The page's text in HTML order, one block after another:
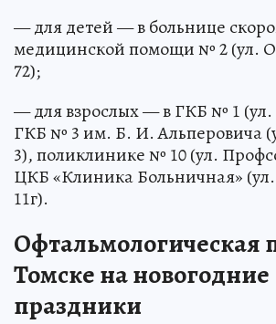
— для детей — в больнице
медицинской помощи № 2 (ул.
72);
— для взрослых — в ГКБ № 1 (ул.
ГКБ № 3 им. Б. И. Альперовича
3), поликлинике № 10 (ул.
ЦКБ «Клиника Больничная»
11г).
Офтальмологическая
Томске на новогодние
праздники